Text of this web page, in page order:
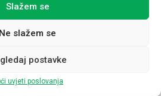
Slažem se
Ne slažem se
postavke
uvjeti poslovanja